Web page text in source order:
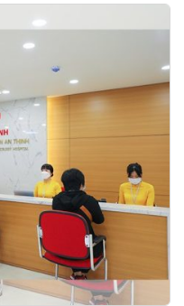
hỗ trợ sinh sản
đặc biệt là phẫu
10 năm qua, Bệnh
thuật u xơ thành
và có không ít